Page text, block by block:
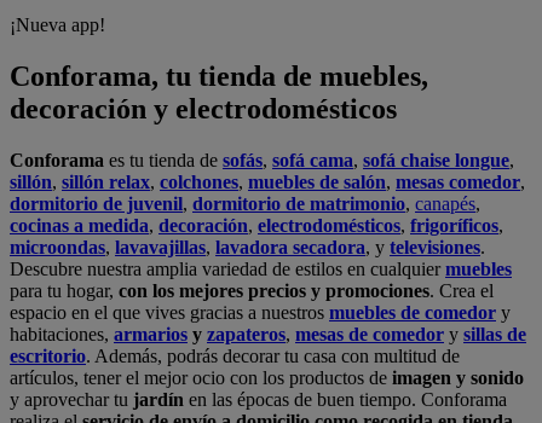
¡Nueva app!
Conforama, tu tienda de muebles,
decoración y electrodomésticos
Conforama es tu tienda de sofás, sofá cama, sofá chaise longue,
sillón, sillón relax, colchones, muebles de salón, mesas comedor,
dormitorio de juvenil, dormitorio de matrimonio, canapés,
cocinas a medida, decoración, electrodomésticos, frigoríficos,
microondas, lavavajillas, lavadora secadora, y televisiones.
Descubre nuestra amplia variedad de estilos en cualquiermuebles
para tu hogar, con los mejores precios y promociones. Crea el
espacio en el que vives gracias a nuestros muebles de comedor y
habitaciones, armarios y zapateros, mesas de comedor y sillas de
escritorio. Además, podrás decorar tu casa con multitud de
artículos, tener el mejor ocio con los productos de imagen y sonido
y aprovechar tu jardín en las épocas de buen tiempo. Conforama